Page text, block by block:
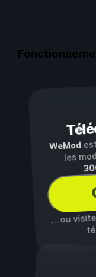
WeModest
les
… ou